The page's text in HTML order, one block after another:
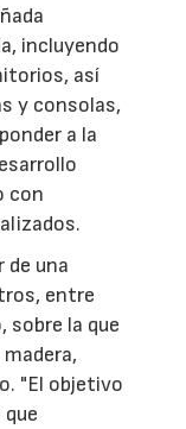
incluyendo
así
y consolas,
a la
con
de una
entre
sobre la que
"El objetivo